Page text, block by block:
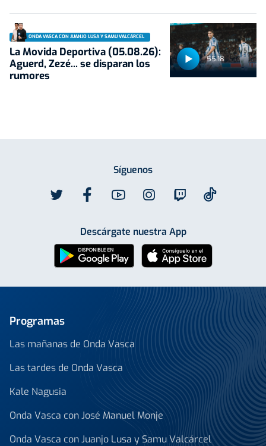
55:18
ONDA VASCA CON JUANJO LUSA Y SAMU VALCÁRCEL
La Movida Deportiva (05.08.26):
Aguerd, Zezé... se disparan los
rumores
Síguenos
Descárgate nuestra App
Programas
Las mañanas de Onda Vasca
Las tardes de Onda Vasca
Kale Nagusia
Onda Vasca con José Manuel Monje
Onda Vasca con Juanjo Lusa y Samu Valcárcel